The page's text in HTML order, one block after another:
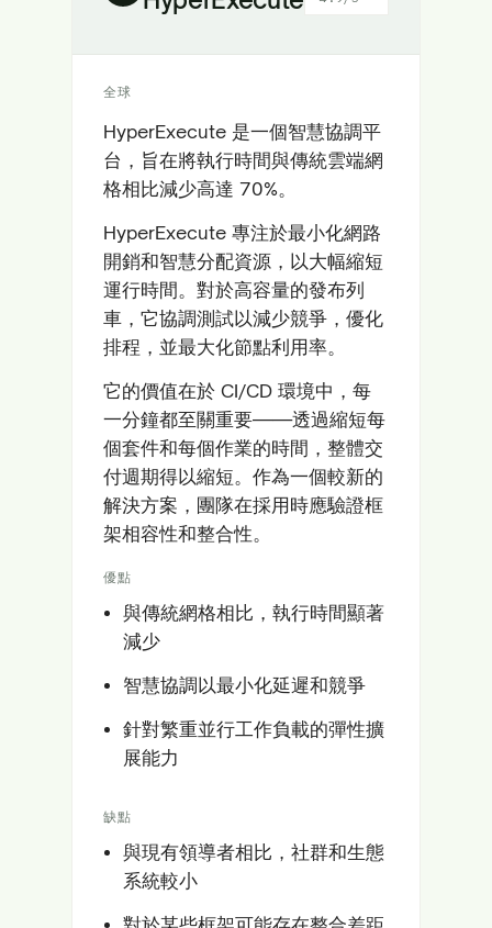
全球
HyperExecute 是一個智慧協調平
台，旨在將執行時間與傳統雲端網
格相比減少高達 70%。
HyperExecute 專注於最小化網路
開銷和智慧分配資源，以大幅縮短
運行時間。對於高容量的發布列
車，它協調測試以減少競爭，優化
排程，並最大化節點利用率。
它的價值在於 CI/CD 環境中，每
一分鐘都至關重要——透過縮短每
個套件和每個作業的時間，整體交
付週期得以縮短。作為一個較新的
解決方案，團隊在採用時應驗證框
架相容性和整合性。
優點
與傳統網格相比，執行時間顯著
減少
智慧協調以最小化延遲和競爭
針對繁重並行工作負載的彈性擴
展能力
缺點
與現有領導者相比，社群和生態
系統較小